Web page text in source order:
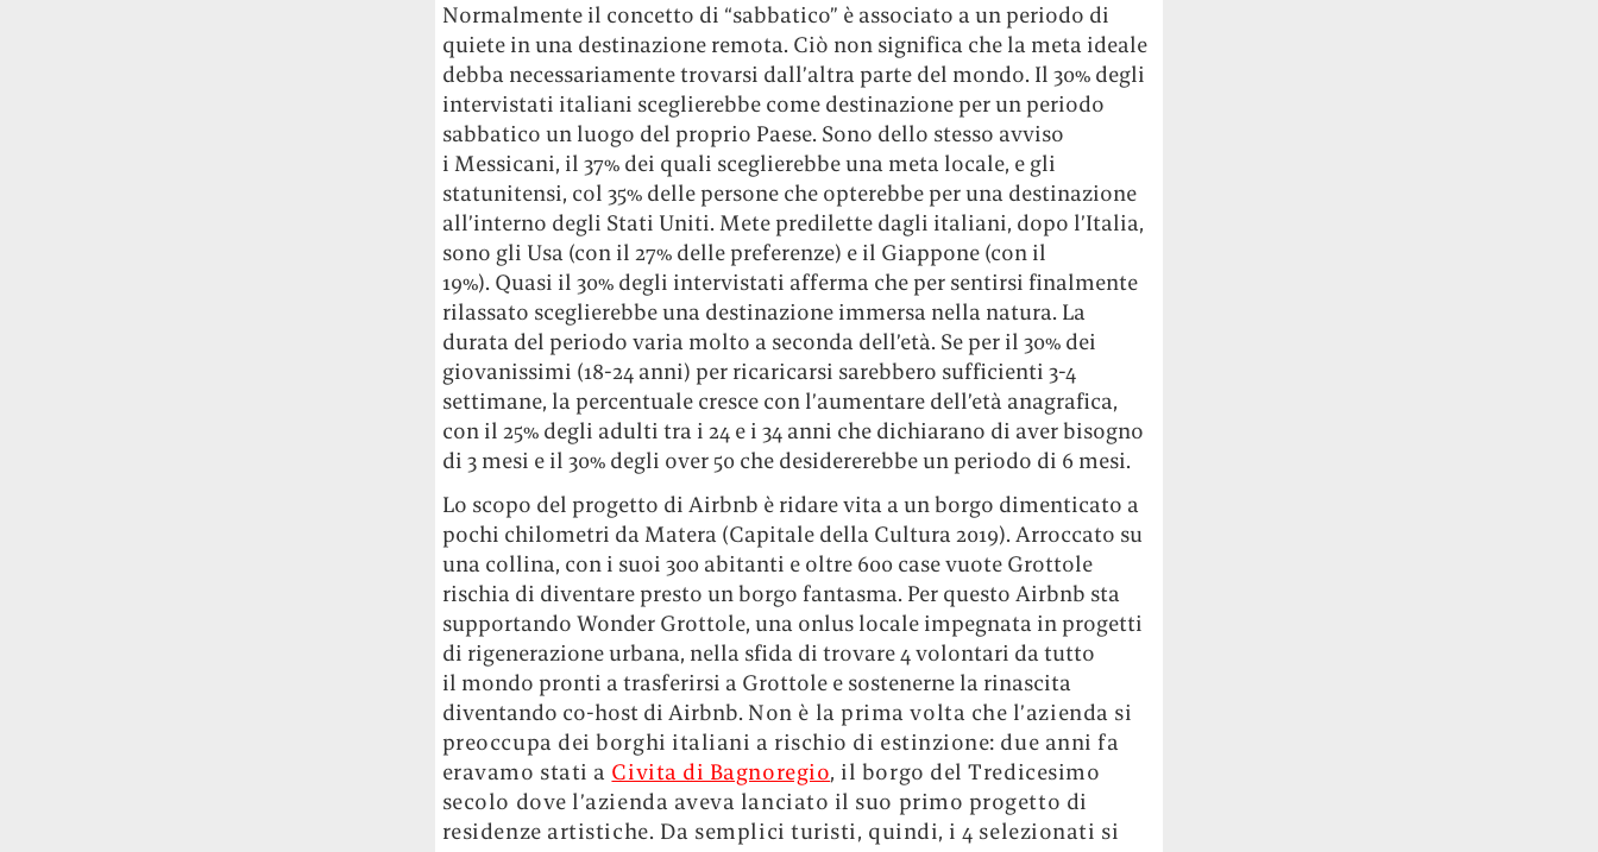
Normalmente il concetto di “sabbatico” è associato a un periodo di
quiete in una destinazione remota. Ciò non significa che la meta ideale
debba necessariamente trovarsi dall’altra parte del mondo. Il 30% degli
intervistati italiani sceglierebbe come destinazione per un periodo
sabbatico un luogo del proprio Paese. Sono dello stesso avviso
i Messicani, il 37% dei quali sceglierebbe una meta locale, e gli
statunitensi, col 35% delle persone che opterebbe per una destinazione
all’interno degli Stati Uniti. Mete predilette dagli italiani, dopo l’Italia,
sono gli Usa (con il 27% delle preferenze) e il Giappone (con il
19%). Quasi il 30% degli intervistati afferma che per sentirsi finalmente
rilassato sceglierebbe una destinazione immersa nella natura. La
durata del periodo varia molto a seconda dell’età. Se per il 30% dei
giovanissimi (18-24 anni) per ricaricarsi sarebbero sufficienti 3-4
settimane, la percentuale cresce con l’aumentare dell’età anagrafica,
con il 25% degli adulti tra i 24 e i 34 anni che dichiarano di aver bisogno
di 3 mesi e il 30% degli over 50 che desidererebbe un periodo di 6 mesi.
Lo scopo del progetto di Airbnb è ridare vita a un borgo dimenticato a
pochi chilometri da Matera (Capitale della Cultura 2019). Arroccato su
una collina, con i suoi 300 abitanti e oltre 600 case vuote Grottole
rischia di diventare presto un borgo fantasma. Per questo Airbnb sta
supportando Wonder Grottole, una onlus locale impegnata in progetti
di rigenerazione urbana, nella sfida di trovare 4 volontari da tutto
il mondo pronti a trasferirsi a Grottole e sostenerne la rinascita
diventando co-host di Airbnb. Non è la prima volta che l’azienda si
preoccupa dei borghi italiani a rischio di estinzione: due anni fa
eravamo stati a Civita di Bagnoregio, il borgo del Tredicesimo
secolo dove l’azienda aveva lanciato il suo primo progetto di
residenze artistiche. Da semplici turisti, quindi, i 4 selezionati si